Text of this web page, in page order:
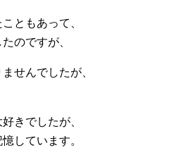
ともあって、
のですが、
せんでしたが、
きでしたが、
しています。